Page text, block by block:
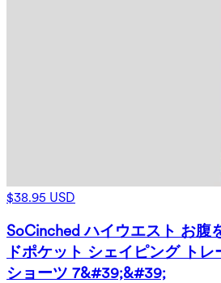
$38.95 USD
SoCinched ハイウエスト お腹
ドポケット シェイピング ト
ショーツ 7&#39;&#39;